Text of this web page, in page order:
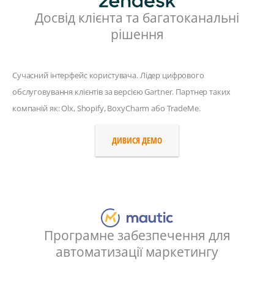
Досвід клієнта та багатоканальні
рішення
Сучасний інтерфейс користувача. Лідер цифрового
обслуговування клієнтів за версією Gartner. Партнер таких
компаній як: Olx, Shopify, BoxyCharm або TradeMe.
ДИВИСЯ ДЕМО
Програмне забезпечення для
автоматизації маркетингу